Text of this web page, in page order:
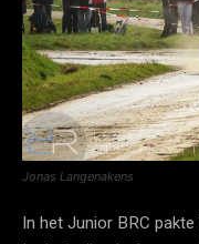
Jonas Langenakens
In het Junior BRC